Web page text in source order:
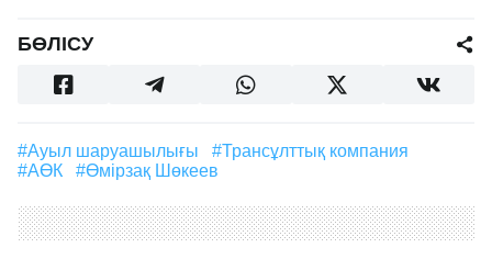
БӨЛІСУ
#ауыл шаруашылығы
#трансұлттық компания
#АӨК
#Өмірзақ Шөкеев